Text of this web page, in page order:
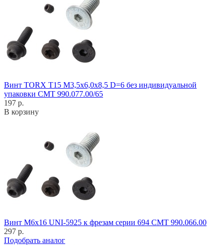
Винт TORX T15 M3,5x6,0x8,5 D=6 без индивидуальной
упаковки CMT 990.077.00/65
197 р.
В корзину
Винт M6x16 UNI-5925 к фрезам серии 694 CMT 990.066.00
297 р.
Подобрать аналог